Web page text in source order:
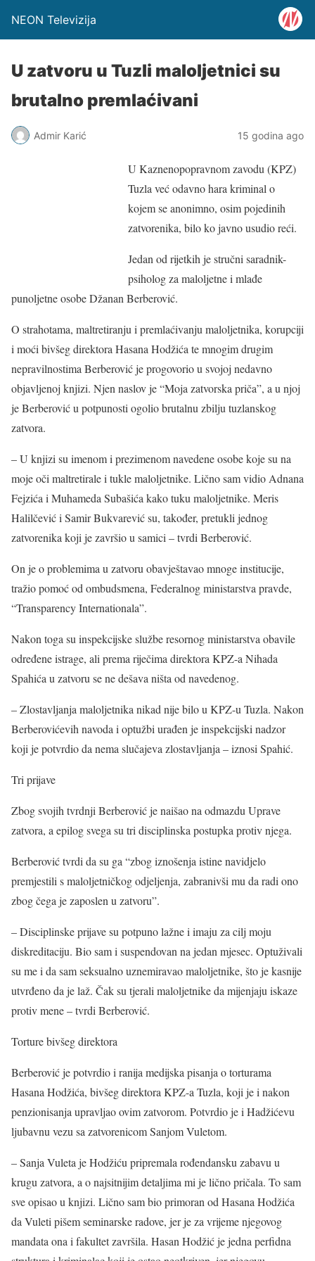
NEON Televizija
U zatvoru u Tuzli maloljetnici su
brutalno premlaćivani
Admir Karić 15 godina ago
U Kaznenopopravnom zavodu (KPZ)
Tuzla već odavno hara kriminal o
kojem se anonimno, osim pojedinih
zatvorenika, bilo ko javno usudio reći.
Jedan od rijetkih je stručni saradnik-
psiholog za maloljetne i mlađe
punoljetne osobe Džanan Berberović.
O strahotama, maltretiranju i premlaćivanju maloljetnika, korupciji
i moći bivšeg direktora Hasana Hodžića te mnogim drugim
nepravilnostima Berberović je progovorio u svojoj nedavno
objavljenoj knjizi. Njen naslov je “Moja zatvorska priča”, a u njoj
je Berberović u potpunosti ogolio brutalnu zbilju tuzlanskog
zatvora.
– U knjizi su imenom i prezimenom navedene osobe koje su na
moje oči maltretirale i tukle maloljetnike. Lično sam vidio Adnana
Fejzića i Muhameda Subašića kako tuku maloljetnike. Meris
Halilčević i Samir Bukvarević su, također, pretukli jednog
zatvorenika koji je završio u samici – tvrdi Berberović.
On je o problemima u zatvoru obavještavao mnoge institucije,
tražio pomoć od ombudsmena, Federalnog ministarstva pravde,
“Transparency Internationala”.
Nakon toga su inspekcijske službe resornog ministarstva obavile
određene istrage, ali prema riječima direktora KPZ-a Nihada
Spahića u zatvoru se ne dešava ništa od navedenog.
– Zlostavljanja maloljetnika nikad nije bilo u KPZ-u Tuzla. Nakon
Berberovićevih navoda i optužbi urađen je inspekcijski nadzor
koji je potvrdio da nema slučajeva zlostavljanja – iznosi Spahić.
Tri prijave
Zbog svojih tvrdnji Berberović je naišao na odmazdu Uprave
zatvora, a epilog svega su tri disciplinska postupka protiv njega.
Berberović tvrdi da su ga “zbog iznošenja istine navidjelo
premjestili s maloljetničkog odjeljenja, zabranivši mu da radi ono
zbog čega je zaposlen u zatvoru”.
– Disciplinske prijave su potpuno lažne i imaju za cilj moju
diskreditaciju. Bio sam i suspendovan na jedan mjesec. Optuživali
su me i da sam seksualno uznemiravao maloljetnike, što je kasnije
utvrđeno da je laž. Čak su tjerali maloljetnike da mijenjaju iskaze
protiv mene – tvrdi Berberović.
Torture bivšeg direktora
Berberović je potvrdio i ranija medijska pisanja o torturama
Hasana Hodžića, bivšeg direktora KPZ-a Tuzla, koji je i nakon
penzionisanja upravljao ovim zatvorom. Potvrdio je i Hadžićevu
ljubavnu vezu sa zatvorenicom Sanjom Vuletom.
– Sanja Vuleta je Hodžiću pripremala rođendansku zabavu u
krugu zatvora, a o najsitnijim detaljima mi je lično pričala. To sam
sve opisao u knjizi. Lično sam bio primoran od Hasana Hodžića
da Vuleti pišem seminarske radove, jer je za vrijeme njegovog
mandata ona i fakultet završila. Hasan Hodžić je jedna perfidna